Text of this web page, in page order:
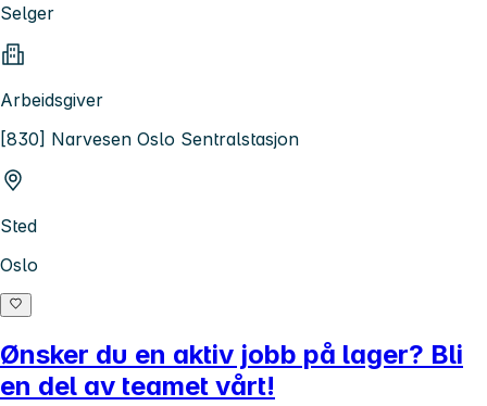
Selger
Arbeidsgiver
[830] Narvesen Oslo Sentralstasjon
Sted
Oslo
Ønsker du en aktiv jobb på lager? Bli
en del av teamet vårt!